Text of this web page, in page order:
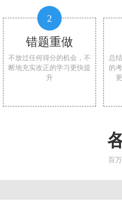
2
错题重做
不放过任何得分的机会，不
断地充实改正的学习更快提
升
总
的
百